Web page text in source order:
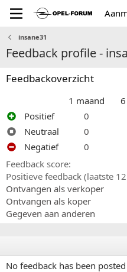
insane31
Feedback profile -
Feedbackoverzicht
1 maand
Positief
0
Neutraal
0
Negatief
0
Feedback score
Positieve feedback (laatste
Ontvangen als verkoper
Ontvangen als koper
Gegeven aan anderen
No feedback has been